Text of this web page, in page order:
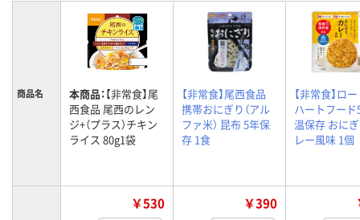
商品名 本商品：【非常食】尾
西食品 尾西のレン
ジ+（プラス）チキン
ライス 80g1袋
【非常食】尾西食品
携帯おにぎり（アル
ファ米） 昆布 5年保
存 1食
【非常食】ロ
ハートフード
温保存 おに
レー風味 1個
￥530 ￥390